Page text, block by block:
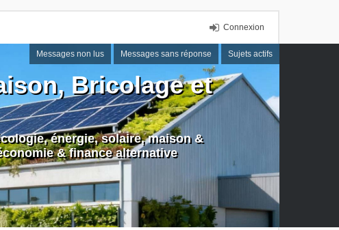
Connexion
Messages non lus Messages sans réponse Sujets actifs
Bricolage et
énergie, solaire, maison &
& finance alternative